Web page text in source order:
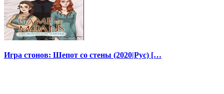
Игра стонов: Шепот со стены (2020|Рус) […